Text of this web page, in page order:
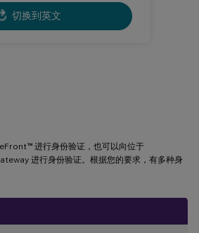
切换到英文
™进行身份验证，也可以向位于
进行身份验证。根据您的要求，有多种身